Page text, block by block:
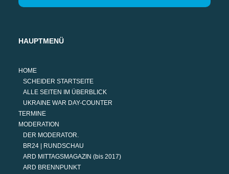
HAUPTMENÜ
HOME
SCHEIDER STARTSEITE
ALLE SEITEN IM ÜBERBLICK
UKRAINE WAR DAY-COUNTER
TERMINE
MODERATION
DER MODERATOR.
BR24 | RUNDSCHAU
ARD MITTAGSMAGAZIN (bis 2017)
ARD BRENNPUNKT